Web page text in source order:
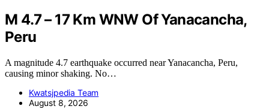
M 4.7 – 17 Km WNW Of Yanacancha,
Peru
A magnitude 4.7 earthquake occurred near Yanacancha, Peru,
causing minor shaking. No…
Kwatsjpedia Team
August 8, 2026